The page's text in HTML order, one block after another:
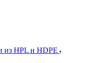
из HPL и HDPE